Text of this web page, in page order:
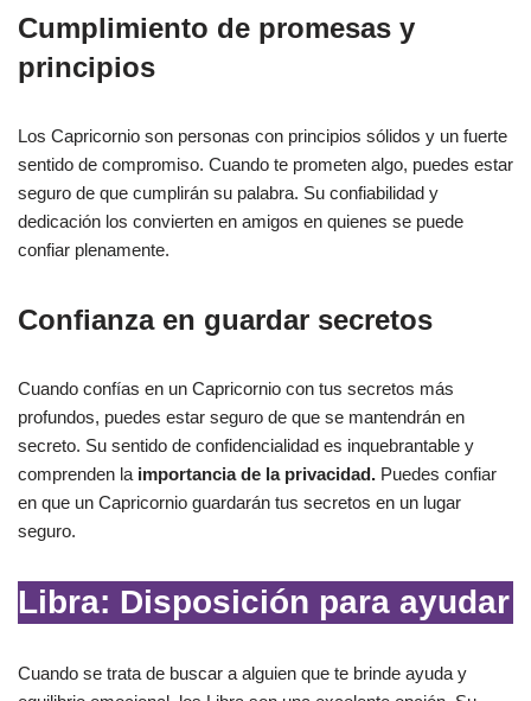
Cumplimiento de promesas y
principios
Los Capricornio son personas con principios sólidos y un fuerte
sentido de compromiso. Cuando te prometen algo, puedes estar
seguro de que cumplirán su palabra. Su confiabilidad y
dedicación los convierten en amigos en quienes se puede
confiar plenamente.
Confianza en guardar secretos
Cuando confías en un Capricornio con tus secretos más
profundos, puedes estar seguro de que se mantendrán en
secreto. Su sentido de confidencialidad es inquebrantable y
comprenden la importancia de la privacidad. Puedes confiar
en que un Capricornio guardarán tus secretos en un lugar
seguro.
Libra: Disposición para ayudar
Cuando se trata de buscar a alguien que te brinde ayuda y